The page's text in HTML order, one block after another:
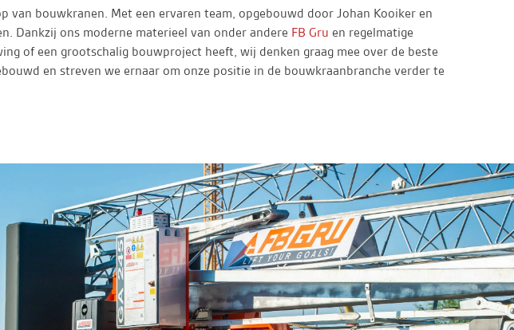
van bouwkranen. Met een ervaren team, opgebouwd door Johan Kooiker en
Dankzij ons moderne materieel van onder andere FB Gru en regelmatige
of een grootschalig bouwproject heeft, wij denken graag mee over de beste
en streven we ernaar om onze positie in de bouwkraanbranche verder te